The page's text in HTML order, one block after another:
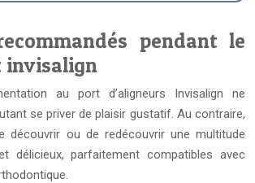
pendant le
au port d’aligneurs Invisalign ne
se priver de plaisir gustatif. Au contraire,
découvrir ou de redécouvrir une multitude
délicieux, parfaitement compatibles avec